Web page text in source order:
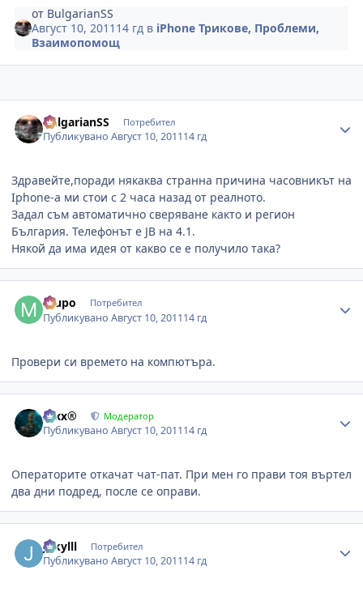
от BulgarianSS
Август 10, 2011 14 гд в iPhone Трикове, Проблеми,
Взаимопомощ
BulgarianSS Потребител
ПубликуваноАвгуст 10, 201114 гд
Здравейте,поради някаква странна причина часовникът на
Iphone-а ми стои с 2 часа назад от реалното.
Задал съм автоматично сверяване както и регион
България. Телефонът е JB на 4.1.
Някой да има идея от какво се е получило така?
mupo Потребител
ПубликуваноАвгуст 10, 201114 гд
Провери си времето на компютъра.
Alxx® Модератор
ПубликуваноАвгуст 10, 201114 гд
Операторите откачат чат-пат. При мен го прави тоя въртел
два дни подред, после се оправи.
Jekylll Потребител
ПубликуваноАвгуст 10, 201114 гд